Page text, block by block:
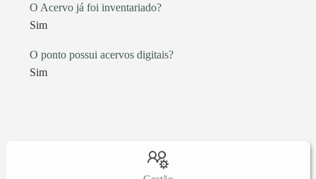
O Acervo já foi inventariado?
Sim
O ponto possui acervos digitais?
Sim